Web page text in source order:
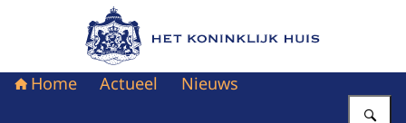
Naar de homepage van Het Koninklijk Huis
Home Actueel Nieuws